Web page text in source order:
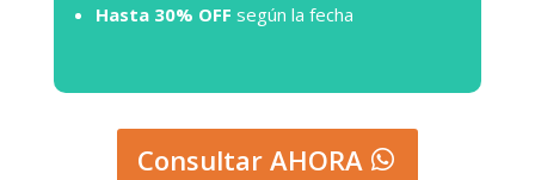
Hasta 30% OFF según la fecha
Consultar AHORA